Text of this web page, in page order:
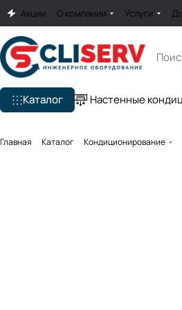
Акции О компании Услуги
Каталог Настенные
Главная Каталог Кондиционирование